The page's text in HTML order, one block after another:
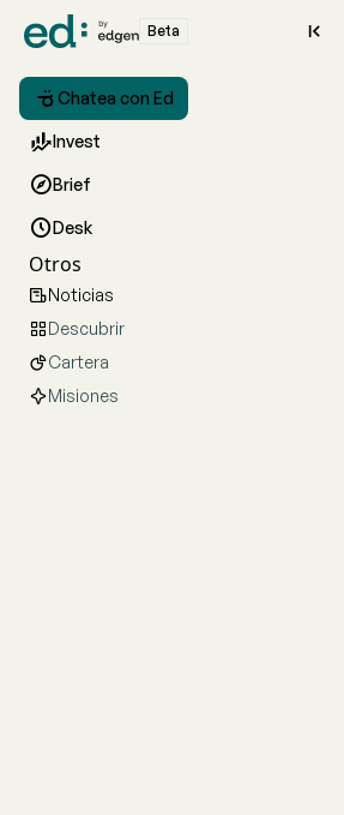
Beta 
 Chatea con Ed
Invest
Brief
Desk
Otros
Noticias
Descubrir
Cartera
Misiones